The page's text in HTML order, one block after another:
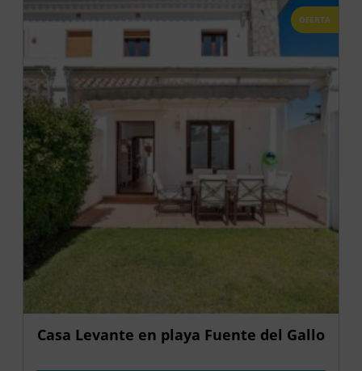
OFERTA
Casa Levante en playa Fuente del Gallo